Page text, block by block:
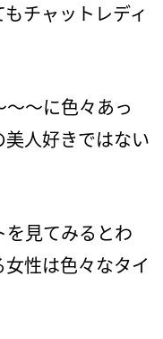
チャットレディ
〜に色々あっ
人好きではない
見てみるとわ
性は色々なタイ